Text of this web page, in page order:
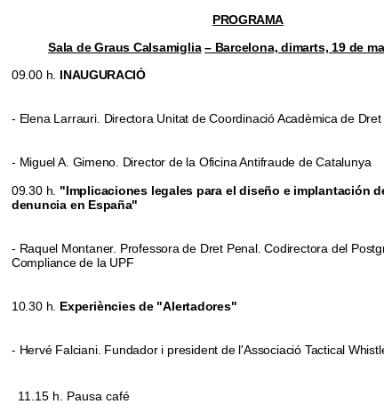
PROGRAMA
Sala de Graus Calsamiglia – Barcelona, dimarts, 19 de
09.00 h. INAUGURACIÓ
- Elena Larrauri. Directora Unitat de Coordinació Acadèmica de Dret
- Miguel A. Gimeno. Director de la Oficina Antifraude de Catalunya
09.30 h. "Implicaciones legales para el diseño e implantación
denuncia en España"
- Raquel Montaner. Professora de Dret Penal. Codirectora del
Compliance de la UPF
10.30 h. Experiències de "Alertadores"
- Hervé Falciani. Fundador i president de l'Associació Tactical
11.15 h. Pausa café